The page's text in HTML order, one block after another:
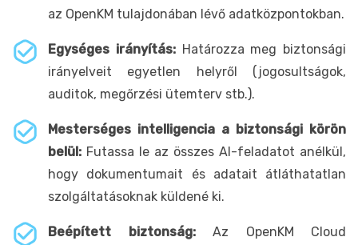
az OpenKM tulajdonában lévő adatközpontokban.
Egységes irányítás:Határozza meg biztonsági
irányelveit egyetlen helyről (jogosultságok,
auditok, megőrzési ütemterv stb.).
Mesterséges intelligencia a biztonsági körön
belül: Futassa le az összes AI-feladatot anélkül,
hogy dokumentumait és adatait átláthatatlan
szolgáltatásoknak küldené ki.
Beépített biztonság:Az OpenKM Cloud